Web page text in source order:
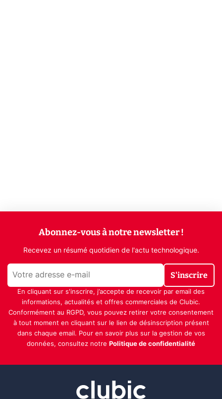
Abonnez-vous à notre newsletter !
Recevez un résumé quotidien de l'actu technologique.
S'inscrire
En cliquant sur s'inscrire, j’accepte de recevoir par email des
informations, actualités et offres commerciales de Clubic.
Conformément au RGPD, vous pouvez retirer votre consentement
à tout moment en cliquant sur le lien de désinscription présent
dans chaque email. Pour en savoir plus sur la gestion de vos
données, consultez notre Politique de confidentialité